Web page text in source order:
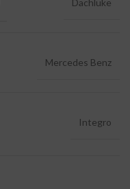
Dachluke
Mercedes Benz
Integro